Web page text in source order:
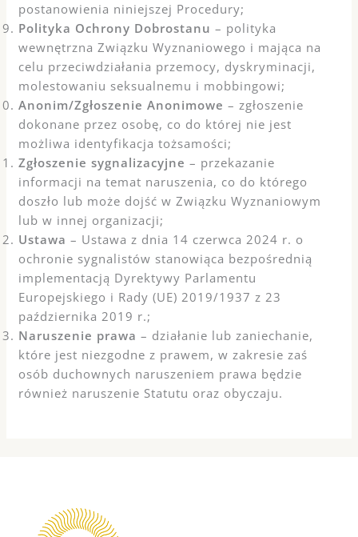
postanowienia niniejszej Procedury;
Polityka Ochrony Dobrostanu – polityka
wewnętrzna Związku Wyznaniowego i mająca na
celu przeciwdziałania przemocy, dyskryminacji,
molestowaniu seksualnemu i mobbingowi;
Anonim/Zgłoszenie Anonimowe – zgłoszenie
dokonane przez osobę, co do której nie jest
możliwa identyfikacja tożsamości;
Zgłoszenie sygnalizacyjne – przekazanie
informacji na temat naruszenia, co do którego
doszło lub może dojść w Związku Wyznaniowym
lub w innej organizacji;
Ustawa – Ustawa z dnia 14 czerwca 2024 r. o
ochronie sygnalistów stanowiąca bezpośrednią
implementacją Dyrektywy Parlamentu
Europejskiego i Rady (UE) 2019/1937 z 23
października 2019 r.;
Naruszenie prawa – działanie lub zaniechanie,
które jest niezgodne z prawem, w zakresie zaś
osób duchownych naruszeniem prawa będzie
również naruszenie Statutu oraz obyczaju.